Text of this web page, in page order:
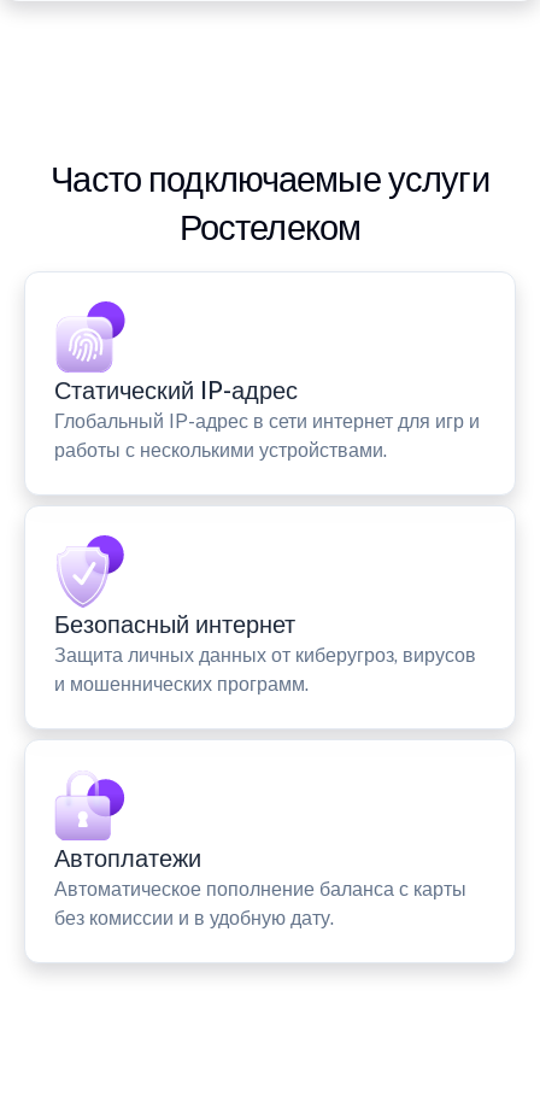
Часто подключаемые услуги
Ростелеком
Статический IP-адрес
Глобальный IP-адрес в сети интернет для игр и
работы с несколькими устройствами.
Безопасный интернет
Защита личных данных от киберугроз, вирусов
и мошеннических программ.
Автоплатежи
Автоматическое пополнение баланса с карты
без комиссии и в удобную дату.